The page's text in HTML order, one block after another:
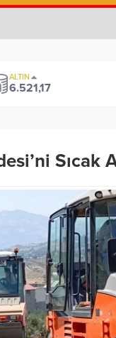
ALTIN
6.521,17
Doğu
için acil çağrı